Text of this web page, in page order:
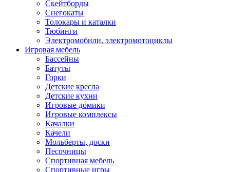
Скейтборды
Снегокаты
Толокары и каталки
Тюбинги
Электромобили, электромотоциклы
Игровая мебель
Бассейны
Батуты
Горки
Детские кресла
Детские кухни
Игровые домики
Игровые комплексы
Качалки
Качели
Мольберты, доски
Песочницы
Спортивная мебель
Спортивные игры